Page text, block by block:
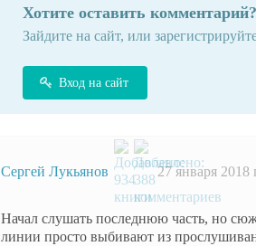
Хотите оставить комментарий?
Зайдите на сайт, или
Вход на сайт
Сергей Лукьянов 27 января 2018
Начал слушать последнюю часть, но
линии просто выбивают из